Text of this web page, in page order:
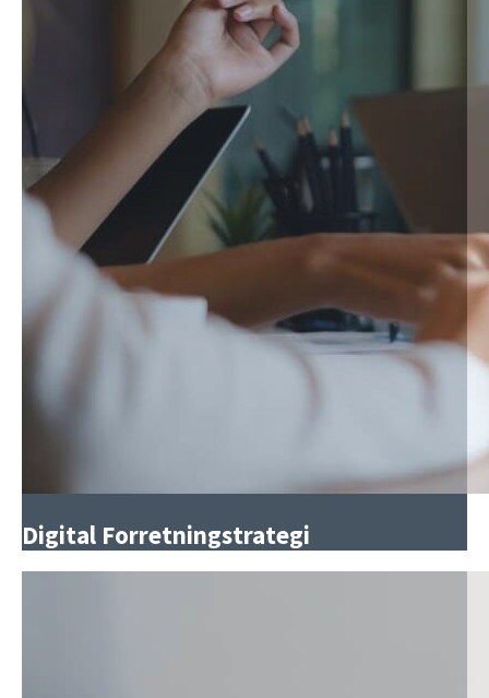
Digital Forretningstrategi